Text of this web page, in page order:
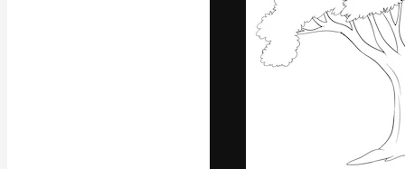
Platforma
najlepszych